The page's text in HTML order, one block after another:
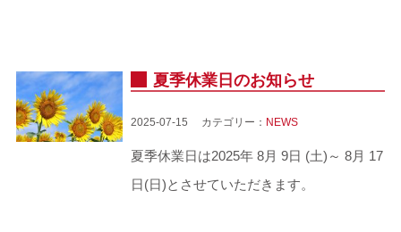
夏季休業日のお知らせ
2025-07-15 カテゴリー： NEWS
夏季休業日は2025年 8月 9日 (土)～ 8月 17
日(日)とさせていただきます。